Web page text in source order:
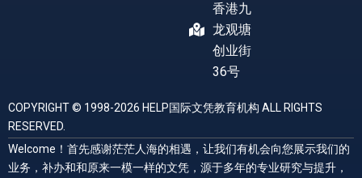
香港九
龙观塘
创业街
36号
COPYRIGHT © 1998-2026 HELP国际文凭教育机构 ALL RIGHTS
RESERVED.
Welcome！首先感谢茫茫人海的相遇，让我们有机会向您展示我们的
业务，补办和和原来一模一样的文凭，源于多年的专业研究与提升，